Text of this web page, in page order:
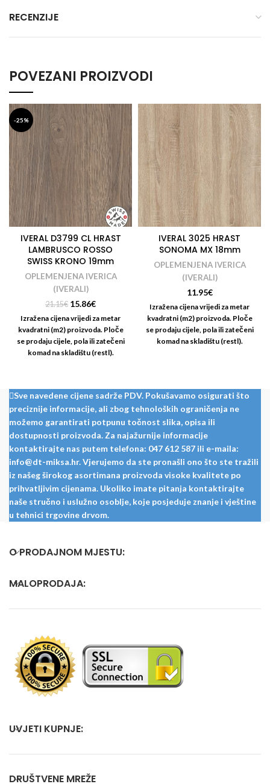
RECENZIJE
POVEZANI PROIZVODI
-25%
IVERAL D3799 CL HRAST
LAMBRUSCO ROSSO
SWISS KRONO 19mm
OPLEMENJENA IVERICA
(IVERALI)
21.15€ 15.86€
Izražena cijena vrijedi za metar
kvadratni (m2) proizvoda. Ploče
se prodaju cijele, pola ili zatečeni
komad na skladištu (restl).
IVERAL 3025 HRAST
SONOMA MX 18mm
OPLEMENJENA IVERICA
(IVERALI)
11.95€
Izražena cijena vrijedi za metar
kvadratni (m2) proizvoda. Ploče
se prodaju cijele, pola ili zatečeni
komad na skladištu (restl).
kantiranje-kracenje/
Sve navedene cijene sadrže PDV. Pokušavamo osigurati što
preciznije informacije, ali zbog tehnoloških ograničenja ne
možemo garantirati potpunu točnost slika, opisa ili
dostupnosti proizvoda. Za najažurnije informacije
kontaktirajte nas putem telefona: 047 612 587 ili e-maila:
info@dt-miksa.hr. Vjerujemo da ste pronašli ono što ste tražili
iz našeg širokog asortimana proizvoda visoke kvalitete po
prihvatljivim cijenama. Ukoliko imate pitanja kontaktirajte
naše stručno i uslužno osoblje, koje posjeduje znanje i vještine
u tehnici trgovine drvom.
O PRODAJNOM MJESTU:
MALOPRODAJA:
UVJETI KUPNJE:
DRUŠTVENE MREŽE